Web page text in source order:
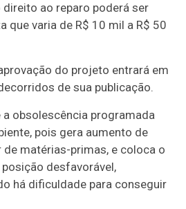
ao reparo poderá ser
que varia de R$ 10 mil a R$ 50
do projeto entrará em
de sua publicação.
a obsolescência programada
pois gera aumento de
matérias-primas, e coloca o
desfavorável,
há dificuldade para conseguir